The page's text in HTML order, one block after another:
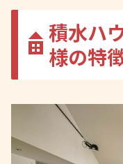
積水ハ
様の特